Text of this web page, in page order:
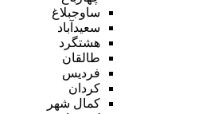
ساوجبلاغ
سعیدآباد
هشتگرد
طالقان
فردیس
کردان
کمال شهر